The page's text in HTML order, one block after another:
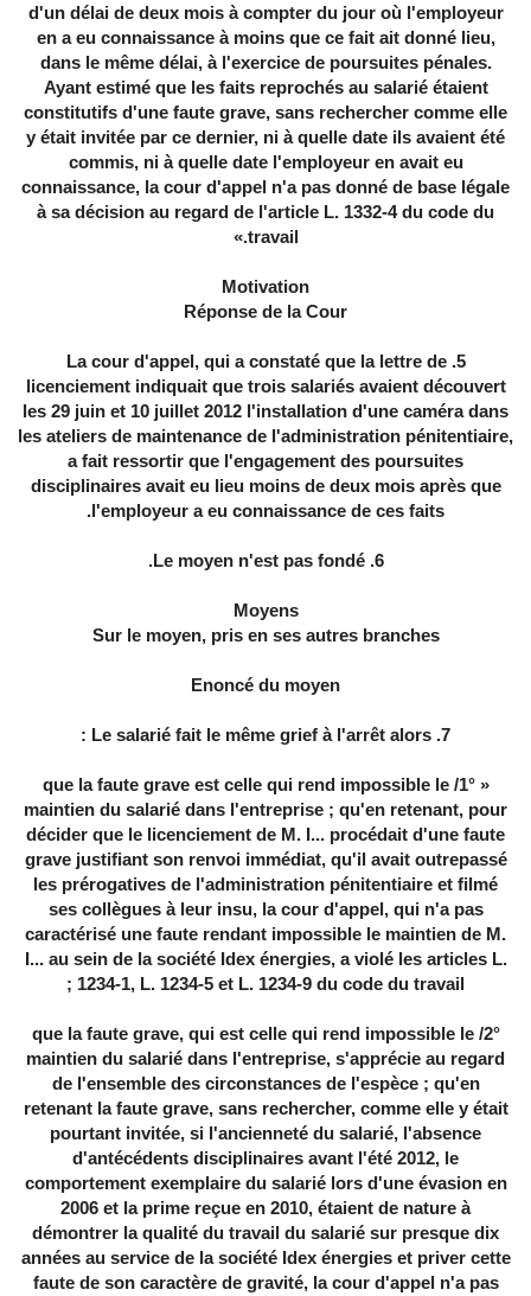
d'un délai de deux mois à compter du jour où l'employeur
en a eu connaissance à moins que ce fait ait donné lieu,
dans le même délai, à l'exercice de poursuites pénales.
Ayant estimé que les faits reprochés au salarié étaient
constitutifs d'une faute grave, sans rechercher comme elle
y était invitée par ce dernier, ni à quelle date ils avaient été
commis, ni à quelle date l'employeur en avait eu
connaissance, la cour d'appel n'a pas donné de base légale
à sa décision au regard de l'article L. 1332-4 du code du
travail.»
Motivation
Réponse de la Cour
5. La cour d'appel, qui a constaté que la lettre de
licenciement indiquait que trois salariés avaient découvert
les 29 juin et 10 juillet 2012 l'installation d'une caméra dans
les ateliers de maintenance de l'administration pénitentiaire,
a fait ressortir que l'engagement des poursuites
disciplinaires avait eu lieu moins de deux mois après que
l'employeur a eu connaissance de ces faits.
6. Le moyen n'est pas fondé.
Moyens
Sur le moyen, pris en ses autres branches
Enoncé du moyen
7. Le salarié fait le même grief à l'arrêt alors :
« 1°/ que la faute grave est celle qui rend impossible le
maintien du salarié dans l'entreprise ; qu'en retenant, pour
décider que le licenciement de M. I... procédait d'une faute
grave justifiant son renvoi immédiat, qu'il avait outrepassé
les prérogatives de l'administration pénitentiaire et filmé
ses collègues à leur insu, la cour d'appel, qui n'a pas
caractérisé une faute rendant impossible le maintien de M.
I... au sein de la société Idex énergies, a violé les articles L.
1234-1, L. 1234-5 et L. 1234-9 du code du travail ;
2°/ que la faute grave, qui est celle qui rend impossible le
maintien du salarié dans l'entreprise, s'apprécie au regard
de l'ensemble des circonstances de l'espèce ; qu'en
retenant la faute grave, sans rechercher, comme elle y était
pourtant invitée, si l'ancienneté du salarié, l'absence
d'antécédents disciplinaires avant l'été 2012, le
comportement exemplaire du salarié lors d'une évasion en
2006 et la prime reçue en 2010, étaient de nature à
démontrer la qualité du travail du salarié sur presque dix
années au service de la société Idex énergies et priver cette
faute de son caractère de gravité, la cour d'appel n'a pas